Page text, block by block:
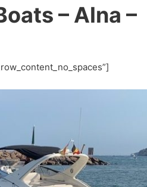
– Alna –